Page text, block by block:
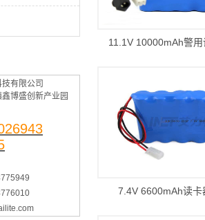
11.1V 10000mAh警
7.4V 6600mAh读卡
有限公司
博盛创新产业园